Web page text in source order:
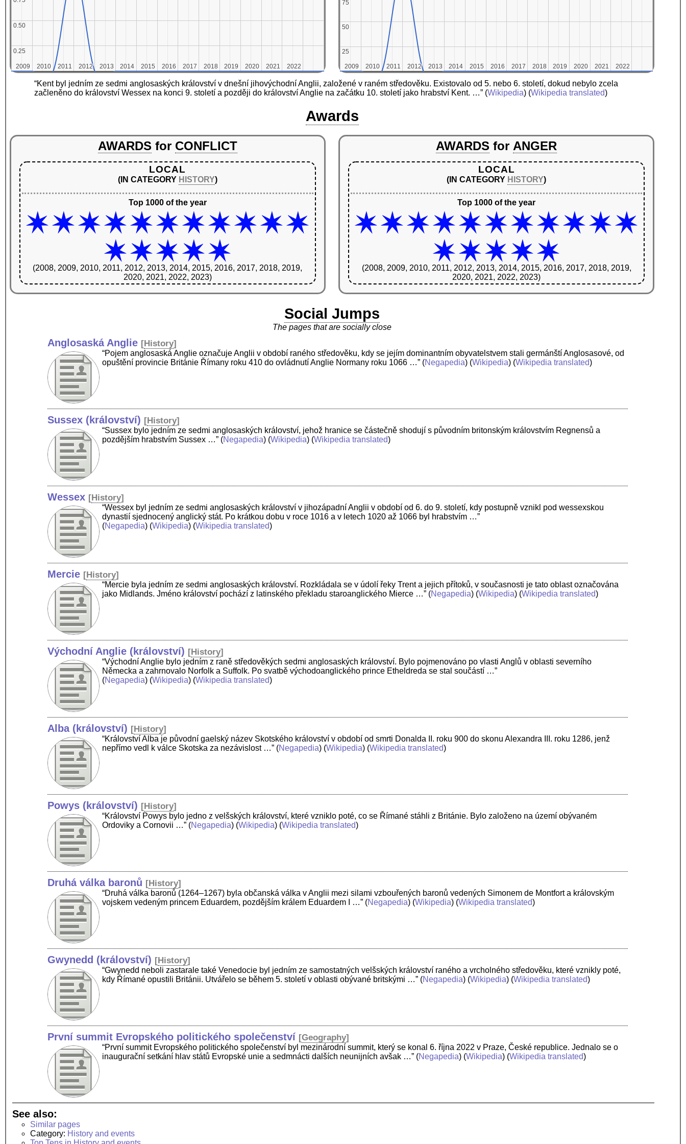
2009
2009 2010
2010 2011
2011 2012
2012 2013
2013 2014
2014 2015
2015 2016
2016 2017
2017 2018
2018 2019
2019 2020
2020 2021
2021 2022
2022
0.25
0.25
0.50
0.50
2009
2009 2010
2010 2011
2011 2012
2012 2013
2013 2014
2014 2015
2015 2016
2016 2017
2017 2018
2018 2019
2019 2020
2020 2021
2021 2022
2022
25
25
50
50
75
75
“Kent byl jedním ze sedmi anglosaských království v dnešní jihovýchodní Anglii, založené v raném středověku. Existovalo od 5. nebo 6. století, dokud nebylo zcela
začleněno do království Wessex na konci 9. století a později do království Anglie na začátku 10. století jako hrabství Kent. …” (Wikipedia) (Wikipedia translated)
Awards
AWARDS for CONFLICT
LOCAL
(IN CATEGORY HISTORY)
Top 1000 of the year
(2008, 2009, 2010, 2011, 2012, 2013, 2014, 2015, 2016, 2017, 2018, 2019,
2020, 2021, 2022, 2023)
AWARDS for ANGER
LOCAL
(IN CATEGORY HISTORY)
Top 1000 of the year
(2008, 2009, 2010, 2011, 2012, 2013, 2014, 2015, 2016, 2017, 2018, 2019,
2020, 2021, 2022, 2023)
Social Jumps
The pages that are socially close
Anglosaská Anglie [History]
“Pojem anglosaská Anglie označuje Anglii v období raného středověku, kdy se jejím dominantním obyvatelstvem stali germánští Anglosasové, od
opuštění provincie Británie Římany roku 410 do ovládnutí Anglie Normany roku 1066 …” (Negapedia) (Wikipedia) (Wikipedia translated)
Sussex (království) [History]
“Sussex bylo jedním ze sedmi anglosaských království, jehož hranice se částečně shodují s původním britonským královstvím Regnensů a
pozdějším hrabstvím Sussex …” (Negapedia) (Wikipedia) (Wikipedia translated)
Wessex [History]
“Wessex byl jedním ze sedmi anglosaských království v jihozápadní Anglii v období od 6. do 9. století, kdy postupně vznikl pod wessexskou
dynastií sjednocený anglický stát. Po krátkou dobu v roce 1016 a v letech 1020 až 1066 byl hrabstvím …”
(Negapedia) (Wikipedia) (Wikipedia translated)
Mercie [History]
“Mercie byla jedním ze sedmi anglosaských království. Rozkládala se v údolí řeky Trent a jejich přítoků, v současnosti je tato oblast označována
jako Midlands. Jméno království pochází z latinského překladu staroanglického Mierce …” (Negapedia) (Wikipedia) (Wikipedia translated)
Východní Anglie (království) [History]
“Východní Anglie bylo jedním z raně středověkých sedmi anglosaských království. Bylo pojmenováno po vlasti Anglů v oblasti severního
Německa a zahrnovalo Norfolk a Suffolk. Po svatbě východoanglického prince Etheldreda se stal součástí …”
(Negapedia) (Wikipedia) (Wikipedia translated)
Alba (království) [History]
“Království Alba je původní gaelský název Skotského království v období od smrti Donalda II. roku 900 do skonu Alexandra III. roku 1286, jenž
nepřímo vedl k válce Skotska za nezávislost …” (Negapedia) (Wikipedia) (Wikipedia translated)
Powys (království) [History]
“Království Powys bylo jedno z velšských království, které vzniklo poté, co se Římané stáhli z Británie. Bylo založeno na území obývaném
Ordoviky a Cornovii …” (Negapedia) (Wikipedia) (Wikipedia translated)
Druhá válka baronů [History]
“Druhá válka baronů (1264–1267) byla občanská válka v Anglii mezi silami vzbouřených baronů vedených Simonem de Montfort a královským
vojskem vedeným princem Eduardem, pozdějším králem Eduardem I …” (Negapedia) (Wikipedia) (Wikipedia translated)
Gwynedd (království) [History]
“Gwynedd neboli zastarale také Venedocie byl jedním ze samostatných velšských království raného a vrcholného středověku, které vznikly poté,
kdy Římané opustili Británii. Utvářelo se během 5. století v oblasti obývané britskými …” (Negapedia) (Wikipedia) (Wikipedia translated)
První summit Evropského politického společenství [Geography]
“První summit Evropského politického společenství byl mezinárodní summit, který se konal 6. října 2022 v Praze, České republice. Jednalo se o
inaugurační setkání hlav států Evropské unie a sedmnácti dalších neunijních avšak …” (Negapedia) (Wikipedia) (Wikipedia translated)
See also:
Similar pages
Category: History and events